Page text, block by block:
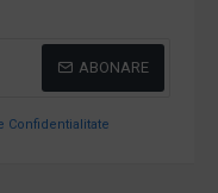
ABONARE
Confidentialitate